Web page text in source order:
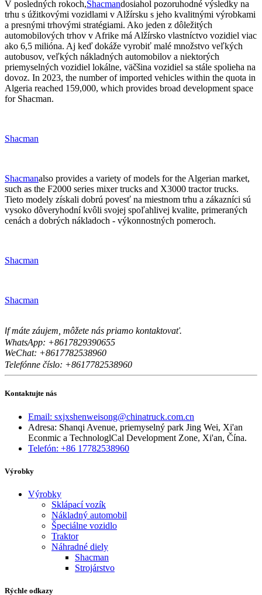
V posledných rokoch,Shacmandosiahol pozoruhodné výsledky na
trhu s úžitkovými vozidlami v Alžírsku s jeho kvalitnými výrobkami
a presnými trhovými stratégiami. Ako jeden z dôležitých
automobilových trhov v Afrike má Alžírsko vlastníctvo vozidiel viac
ako 6,5 milióna. Aj keď dokáže vyrobiť malé množstvo veľkých
autobusov, veľkých nákladných automobilov a niektorých
priemyselných vozidiel lokálne, väčšina vozidiel sa stále spolieha na
dovoz. In 2023, the number of imported vehicles within the quota in
Algeria reached 159,000, which provides broad development space
for Shacman.
Shacman
Shacmanalso provides a variety of models for the Algerian market,
such as the F2000 series mixer trucks and X3000 tractor trucks.
Tieto modely získali dobrú povesť na miestnom trhu a zákazníci sú
vysoko dôveryhodní kvôli svojej spoľahlivej kvalite, primeraných
cenách a dobrých nákladoch - výkonnostných pomeroch.
Shacman
Shacman
If máte záujem, môžete nás priamo kontaktovať.
WhatsApp: +8617829390655
WeChat: +8617782538960
Telefónne číslo: +8617782538960
Kontaktujte nás
Email: sxjxshenweisong@chinatruck.com.cn
Adresa: Shanqi Avenue, priemyselný park Jing Wei, Xi'an
Econmic a TechnologlCal Development Zone, Xi'an, Čína.
Telefón: +86 17782538960
Výrobky
Výrobky
Sklápací vozík
Nákladný automobil
Špeciálne vozidlo
Traktor
Náhradné diely
Shacman
Strojárstvo
Rýchle odkazy